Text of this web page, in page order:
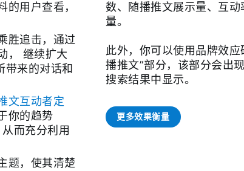
的用户查看，
胜追击，通过
， 继续扩大
来的对话和
文互动者定
你的趋势
而充分利用
题，使其清楚
数、随播推文展示量、互
量。
此外，你可以使用品牌效
播推文”部分，该部分会出
搜索结果中显示。
更多效果衡量